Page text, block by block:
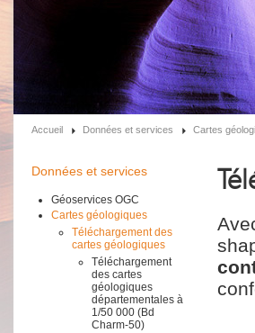
Accueil Données et services Cartes
Données et services
Géoservices OGC
Cartes géologiques
Téléchargement des
cartes géologiques
Téléchargement
des cartes
géologiques
départementales à
1/50 000 (Bd
Charm-50)